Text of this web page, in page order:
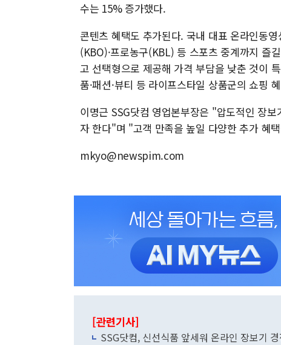
수는 15% 증가했다.
콘텐츠 혜택도 추가된다. 국내 대표 온라인동
(KBO)·프로농구(KBL) 등 스포츠 중계까지 즐
고 선택형으로 제공해 가격 부담을 낮춘 것이
품·패션·뷰티 등 라이프스타일 상품군의 쇼핑
이명근 SSG닷컴 영업본부장은 "압도적인 장
자 한다"며 "고객 만족을 높일 다양한 추가 혜
mkyo@newspim.com
[관련기사]
SSG닷컴, 신선식품 앞세워 온라인 장보기